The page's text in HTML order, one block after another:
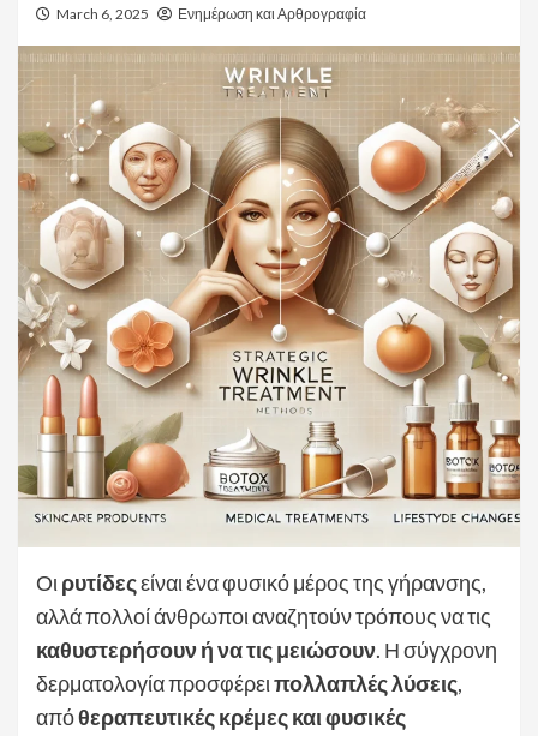
March 6, 2025 Ενημέρωση και Αρθρογραφία
Οι ρυτίδεςείναι ένα φυσικό μέρος της γήρανσης,
αλλά πολλοί άνθρωποι αναζητούν τρόπους να τις
καθυστερήσουν ή να τις μειώσουν. Η σύγχρονη
δερματολογία προσφέρειπολλαπλές λύσεις,
απόθεραπευτικές κρέμες και φυσικές